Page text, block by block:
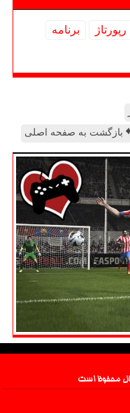
رپورتاژ
برنامه
بازگشت به صفحه اصلی